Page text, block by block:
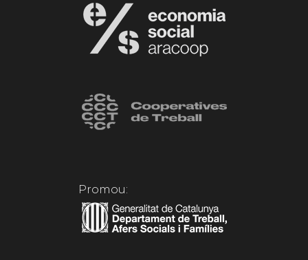
Promou: